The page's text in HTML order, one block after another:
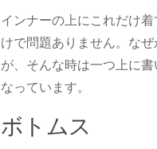
インナーの上にこれだけ
けで問題ありません。な
が、そんな時は一つ上に
なっています。
ボトムス